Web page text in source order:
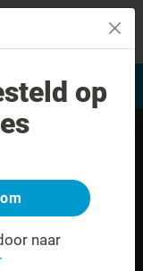
Ιατρού Invisalign
op
naar